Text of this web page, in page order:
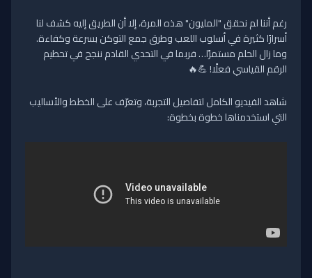
رغم أننا لم نحقق "المليون" هذه المرة، إلا أن الطريق إليه كشف لنا
أسرارًا كثيرة في أسلوب اللعب وطرق جمع التوكن بسرعة وكفاءة.
وما زال الحلم مستمرًا… فربما في التحدي القادم ننجح في تحطيم
الرقم القياسي فعلًا! 💪🔥
شاهد الفيديو الكامل لتفاصيل التجربة، وتعرّف على الخطط والأساليب
التي استخدمناها خطوة بخطوة: